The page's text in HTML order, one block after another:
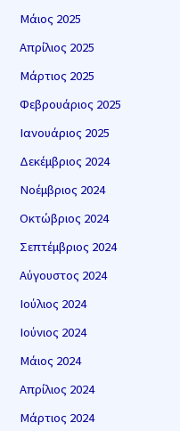
Μάιος 2025
Απρίλιος 2025
Μάρτιος 2025
Φεβρουάριος 2025
Ιανουάριος 2025
Δεκέμβριος 2024
Νοέμβριος 2024
Οκτώβριος 2024
Σεπτέμβριος 2024
Αύγουστος 2024
Ιούλιος 2024
Ιούνιος 2024
Μάιος 2024
Απρίλιος 2024
Μάρτιος 2024